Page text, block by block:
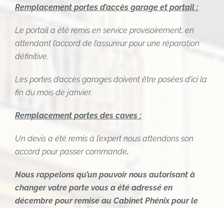
Remplacement portes d’accès garage et portail :
Le portail a été remis en service provisoirement, en
attendant l’accord de l’assureur pour une réparation
définitive.
Les portes d’accès garages doivent être posées d’ici la
fin du mois de janvier.
Remplacement portes des caves :
Un devis a été remis à l’expert nous attendons son
accord pour passer commande.
Nous rappelons qu’un pouvoir nous autorisant à
changer votre porte vous a été adressé en
décembre pour remise au Cabinet Phénix pour le